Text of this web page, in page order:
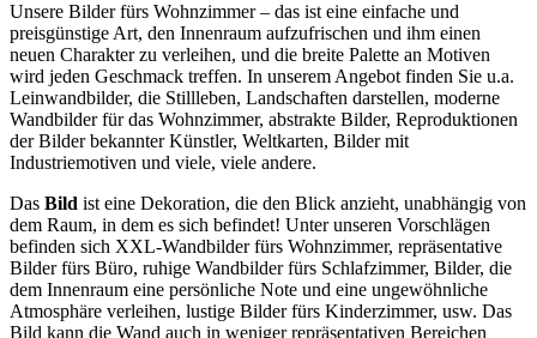
Unsere Bilder fürs Wohnzimmer – das ist eine einfache und
preisgünstige Art, den Innenraum aufzufrischen und ihm einen
neuen Charakter zu verleihen, und die breite Palette an Motiven
wird jeden Geschmack treffen. In unserem Angebot finden Sie u.a.
Leinwandbilder, die Stillleben, Landschaften darstellen, moderne
Wandbilder für das Wohnzimmer, abstrakte Bilder, Reproduktionen
der Bilder bekannter Künstler, Weltkarten, Bilder mit
Industriemotiven und viele, viele andere.
Das Bild ist eine Dekoration, die den Blick anzieht, unabhängig von
dem Raum, in dem es sich befindet! Unter unseren Vorschlägen
befinden sich XXL-Wandbilder fürs Wohnzimmer, repräsentative
Bilder fürs Büro, ruhige Wandbilder fürs Schlafzimmer, Bilder, die
dem Innenraum eine persönliche Note und eine ungewöhnliche
Atmosphäre verleihen, lustige Bilder fürs Kinderzimmer, usw. Das
Bild kann die Wand auch in weniger repräsentativen Bereichen